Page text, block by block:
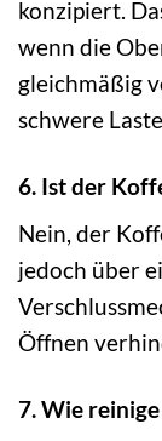
konzipiert.
wenn die
gleichmäßig
schwere
6. Ist der
Nein, der
jedoch über
Öffnen
7. Wie